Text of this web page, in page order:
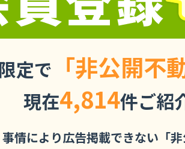
定で 「非公開不
現在4,814件ご紹
事情により広告掲載できない「